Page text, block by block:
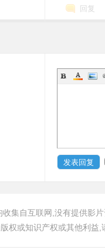
回复
发表回复
集自互联网,没有提供影
权或知识产权或其他利